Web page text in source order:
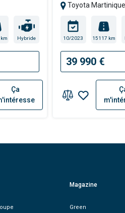
Hybride
Ça
Toyota Martinique
10/2023 15117 km
39 990 €
Magazine
Green